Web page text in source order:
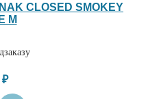
CLOSED SMOKEY
M
₽